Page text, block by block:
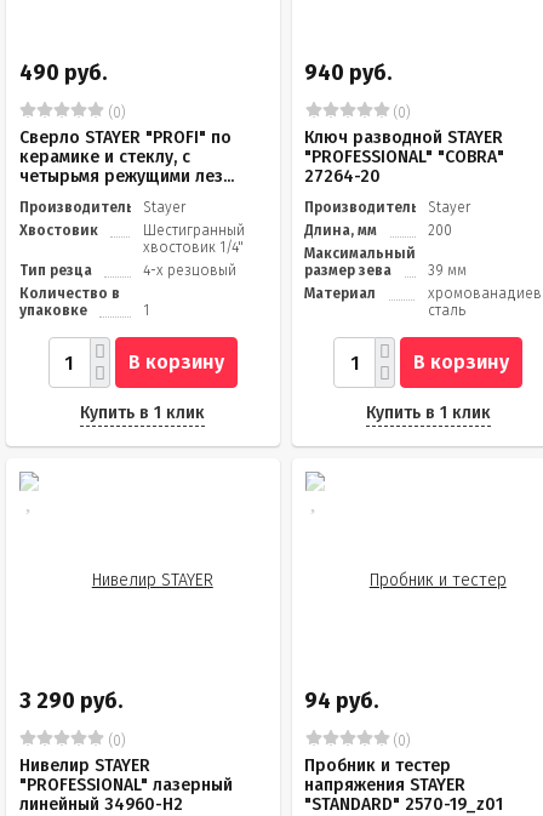
490 руб.
(0)
Сверло STAYER "PROFI" по
керамике и стеклу, с
четырьмя режущими лез...
Производитель
Stayer
Хвостовик
Шестигранный
хвостовик 1/4"
Тип резца
4-х резцовый
Количество в
упаковке
1
В корзину
Купить в 1 клик
940 руб.
(0)
Ключ разводной STAYER
"PROFESSIONAL" "COBRA"
27264-20
Производитель
Stayer
Длина, мм
200
Максимальный
размер зева
39 мм
Материал
сталь
В корзину
Купить в 1 клик
3 290 руб.
(0)
Нивелир STAYER
"PROFESSIONAL" лазерный
линейный 34960-H2
94 руб.
(0)
Пробник и тестер
напряжения STAYER
"STANDARD" 2570-19_z01